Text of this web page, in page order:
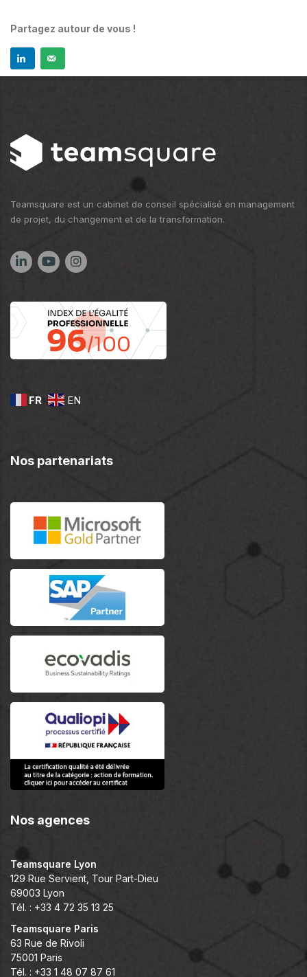
Partagez autour de vous !
Teamsquare est un cabinet de conseil spécialisé en management
de projet, du changement et de la transformation.
FR EN
Nos partenariats
Nos agences
Teamsquare Lyon
129 Rue Servient, Tour Part-Dieu
69003 Lyon
Tél. : +33 4 72 35 13 25
Teamsquare Paris
63 Rue de Rivoli
75001 Paris
Tél. : +33 1 48 07 87 61